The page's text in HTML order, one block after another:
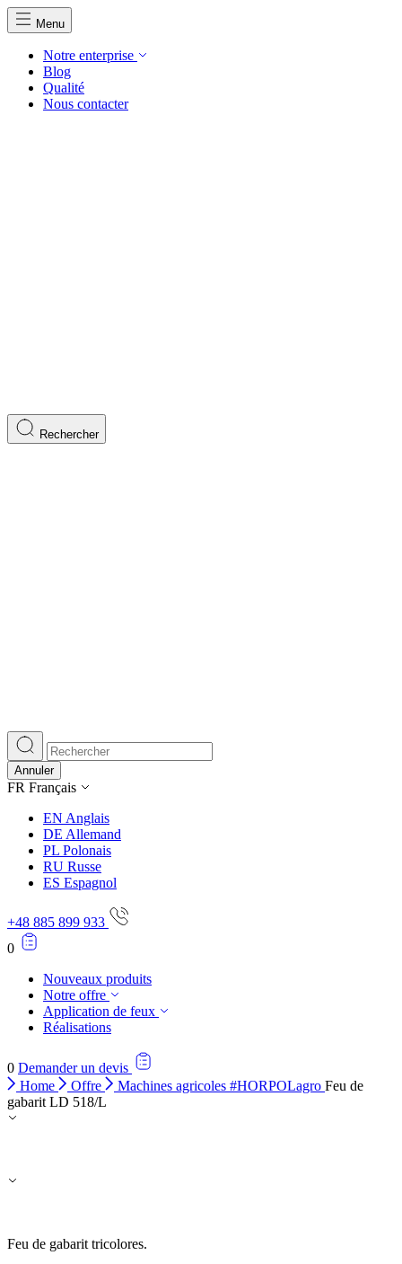
Menu
Notre enterprise
Blog
Qualité
Nous contacter
Rechercher
Annuler
FR Français
EN Anglais
DE Allemand
PL Polonais
RU Russe
ES Espagnol
+48 885 899 933
0
Nouveaux produits
Notre offre
Application de feux
Réalisations
0 Demander un devis
Home
Offre Machines agricoles #HORPOLagro Feu de
gabarit LD 518/L
Feu de gabarit tricolores.